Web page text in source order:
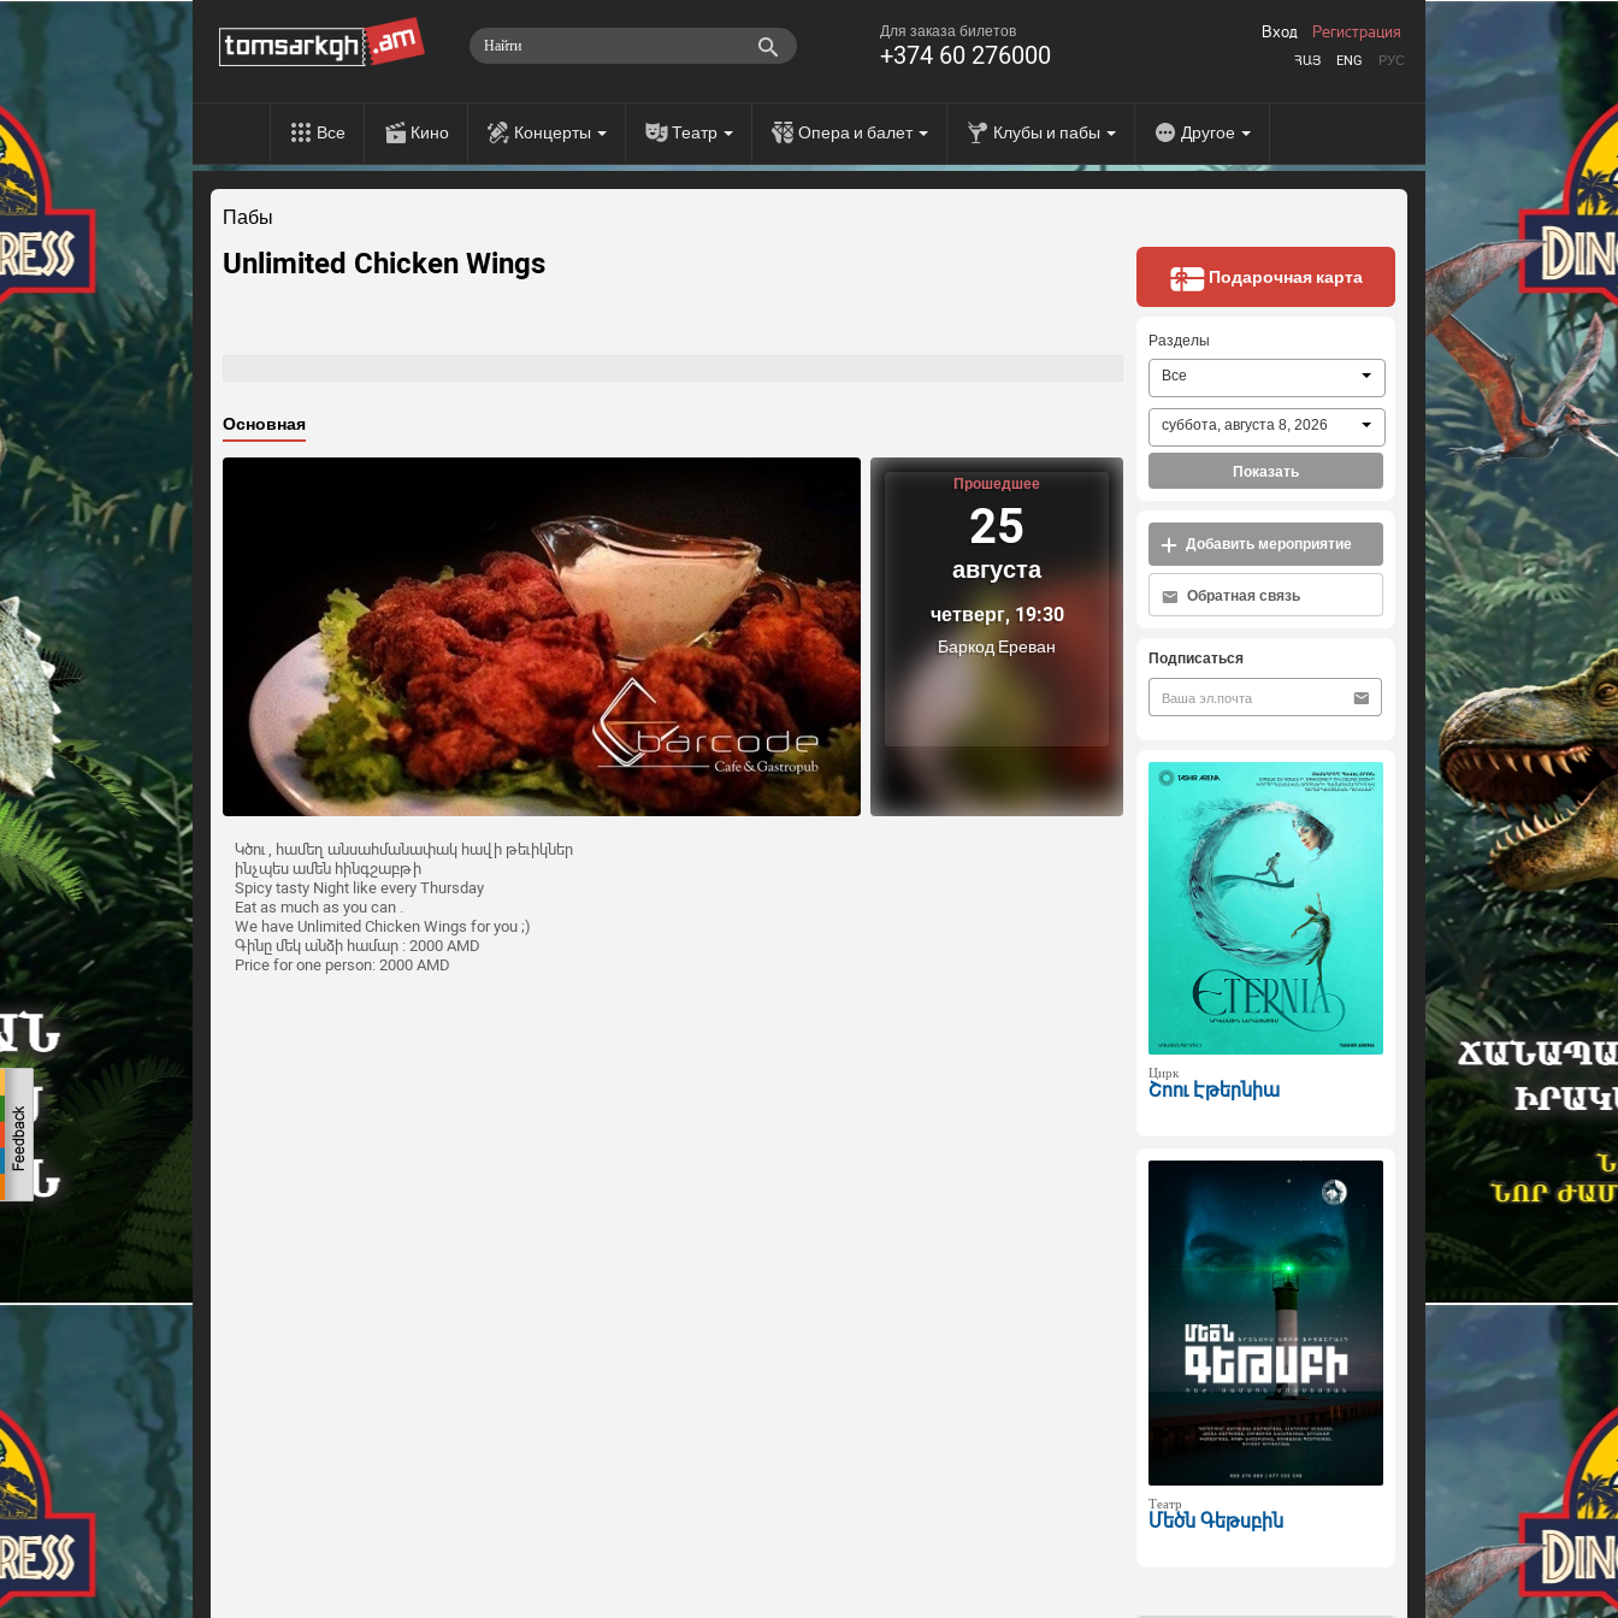
Для заказа билетов
+374 60 276000 ՀԱՅ ENG РУС
Вход Регистрация
Все Кино Концерты Театр Опера и балет Клубы и пабы Другое
Пабы
Unlimited Chicken Wings
Основная
Прошедшее
25
августа
четверг, 19:30
Баркод Ереван
Կծու , համեղ անսահմանափակ հավի թեւիկներ
ինչպես ամեն հինգշաբթի
Spicy tasty Night like every Thursday
Eat as much as you can .
We have Unlimited Chicken Wings for you ;)
Գինը մեկ անձի համար : 2000 AMD
Price for one person: 2000 AMD
Подарочная карта
Разделы
Все
суббота, августа 8, 2026
Показать
Добавить мероприятие
Обратная связь
Подписаться
Цирк
Շոու Էթերնիա
Театр
Մեծն Գեթսբին